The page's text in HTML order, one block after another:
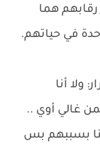
هما
في حياتهم.
ولا أنا
غالي أوي ..
بسببهم بس